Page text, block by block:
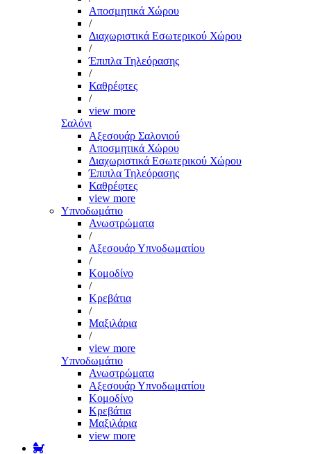
Αποσμητικά Χώρου
/
Διαχωριστικά Εσωτερικού Χώρου
/
Έπιπλα Τηλεόρασης
/
Καθρέφτες
/
view more
Σαλόνι
Αξεσουάρ Σαλονιού
Αποσμητικά Χώρου
Διαχωριστικά Εσωτερικού Χώρου
Έπιπλα Τηλεόρασης
Καθρέφτες
view more
Υπνοδωμάτιο
Ανωστρώματα
/
Αξεσουάρ Υπνοδωματίου
/
Κομοδίνο
/
Κρεβάτια
/
Μαξιλάρια
/
view more
Υπνοδωμάτιο
Ανωστρώματα
Αξεσουάρ Υπνοδωματίου
Κομοδίνο
Κρεβάτια
Μαξιλάρια
view more